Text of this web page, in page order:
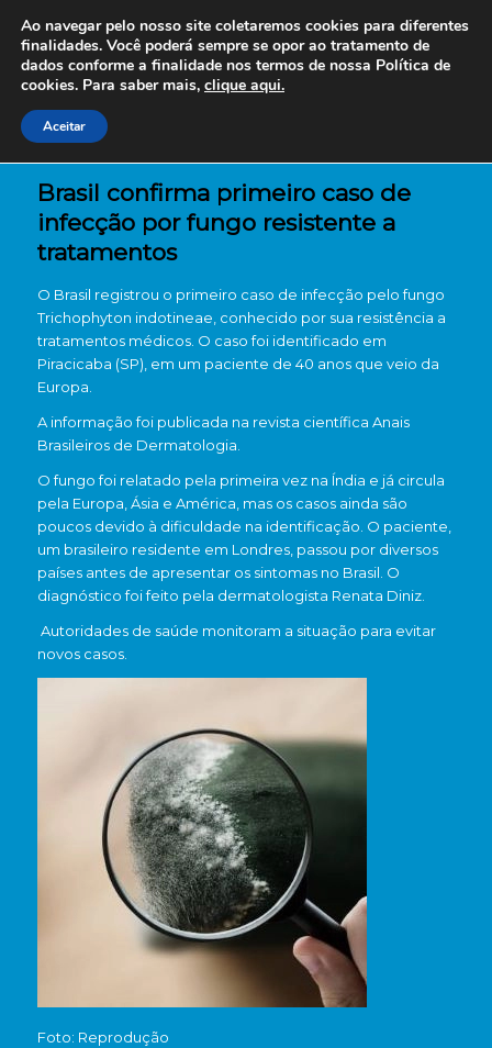
Brasil confirma primeiro caso de
infecção por fungo resistente a
tratamentos
O Brasil registrou o primeiro caso de infecção pelo fungo
Trichophyton indotineae, conhecido por sua resistência a
tratamentos médicos. O caso foi identificado em
Piracicaba (SP), em um paciente de 40 anos que veio da
Europa.
A informação foi publicada na revista científica Anais
Brasileiros de Dermatologia.
O fungo foi relatado pela primeira vez na Índia e já circula
pela Europa, Ásia e América, mas os casos ainda são
poucos devido à dificuldade na identificação. O paciente,
um brasileiro residente em Londres, passou por diversos
países antes de apresentar os sintomas no Brasil. O
diagnóstico foi feito pela dermatologista Renata Diniz.
Autoridades de saúde monitoram a situação para evitar
novos casos.
Foto: Reprodução
Ao navegar pelo nosso site coletaremos cookies para diferentes
finalidades. Você poderá sempre se opor ao tratamento de
dados conforme a finalidade nos termos de nossa Política de
cookies. Para saber mais, clique aqui.
Aceitar